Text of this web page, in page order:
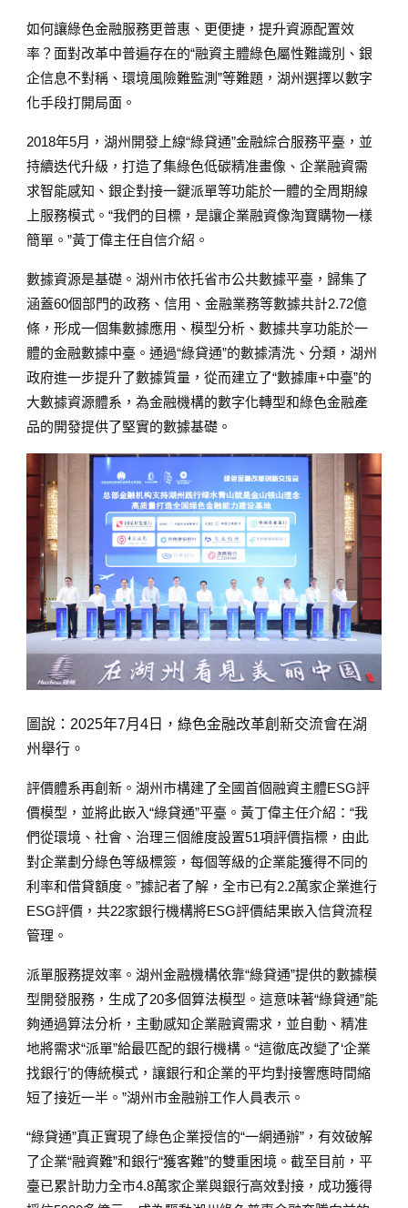
如何讓綠色金融服務更普惠、更便捷，提升資源配置效
率？面對改革中普遍存在的“融資主體綠色屬性難識別、銀
企信息不對稱、環境風險難監測”等難題，湖州選擇以數字
化手段打開局面。
2018年5月，湖州開發上線“綠貸通”金融綜合服務平臺，並
持續迭代升級，打造了集綠色低碳精准畫像、企業融資需
求智能感知、銀企對接一鍵派單等功能於一體的全周期線
上服務模式。“我們的目標，是讓企業融資像淘寶購物一樣
簡單。”黃丁偉主任自信介紹。
數據資源是基礎。湖州市依托省市公共數據平臺，歸集了
涵蓋60個部門的政務、信用、金融業務等數據共計2.72億
條，形成一個集數據應用、模型分析、數據共享功能於一
體的金融數據中臺。通過“綠貸通”的數據清洗、分類，湖州
政府進一步提升了數據質量，從而建立了“數據庫+中臺”的
大數據資源體系，為金融機構的數字化轉型和綠色金融產
品的開發提供了堅實的數據基礎。
圖說：2025年7月4日，綠色金融改革創新交流會在湖
州舉行。
評價體系再創新。湖州市構建了全國首個融資主體ESG評
價模型，並將此嵌入“綠貸通”平臺。黃丁偉主任介紹：“我
們從環境、社會、治理三個維度設置51項評價指標，由此
對企業劃分綠色等級標簽，每個等級的企業能獲得不同的
利率和借貸額度。”據記者了解，全市已有2.2萬家企業進行
ESG評價，共22家銀行機構將ESG評價結果嵌入信貸流程
管理。
派單服務提效率。湖州金融機構依靠“綠貸通”提供的數據模
型開發服務，生成了20多個算法模型。這意味著“綠貸通”能
夠通過算法分析，主動感知企業融資需求，並自動、精准
地將需求“派單”給最匹配的銀行機構。“這徹底改變了‘企業
找銀行’的傳統模式，讓銀行和企業的平均對接響應時間縮
短了接近一半。”湖州市金融辦工作人員表示。
“綠貸通”真正實現了綠色企業授信的“一網通辦”，有效破解
了企業“融資難”和銀行“獲客難”的雙重困境。截至目前，平
臺已累計助力全市4.8萬家企業與銀行高效對接，成功獲得